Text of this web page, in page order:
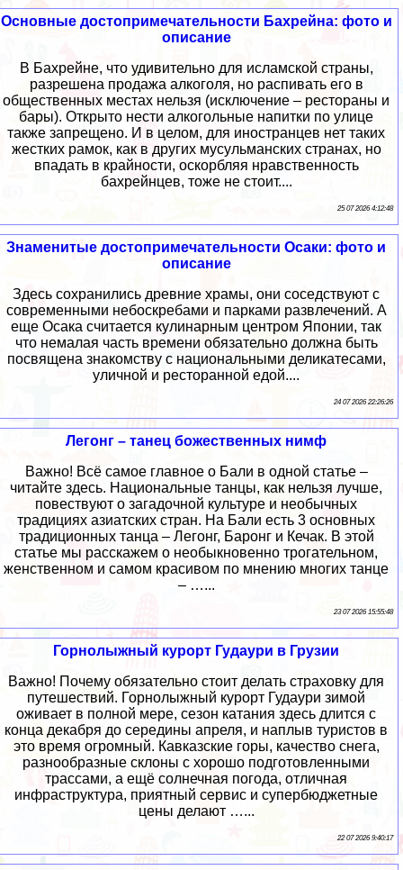
Основные достопримечательности Бахрейна: фото и
описание
В Бахрейне, что удивительно для исламской страны,
разрешена продажа алкоголя, но распивать его в
общественных местах нельзя (исключение – рестораны и
бары). Открыто нести алкогольные напитки по улице
также запрещено. И в целом, для иностранцев нет таких
жестких рамок, как в других мусульманских странах, но
впадать в крайности, оскорбляя нравственность
бахрейнцев, тоже не стоит....
25 07 2026 4:12:48
Знаменитые достопримечательности Осаки: фото и
описание
Здесь сохранились древние храмы, они соседствуют с
современными небоскребами и парками развлечений. А
еще Осака считается кулинарным центром Японии, так
что немалая часть времени обязательно должна быть
посвящена знакомству с национальными деликатесами,
уличной и ресторанной едой....
24 07 2026 22:26:26
Легонг – танец божественных нимф
Важно! Всё самое главное о Бали в одной статье –
читайте здесь. Национальные танцы, как нельзя лучше,
повествуют о загадочной культуре и необычных
традициях азиатских стран. На Бали есть 3 основных
традиционных танца – Легонг, Баронг и Кечак. В этой
статье мы расскажем о необыкновенно трогательном,
женственном и самом красивом по мнению многих танце
– …...
23 07 2026 15:55:48
Горнолыжный курорт Гудаури в Грузии
Важно! Почему обязательно стоит делать страховку для
путешествий. Горнолыжный курорт Гудаури зимой
оживает в полной мере, сезон катания здесь длится с
конца декабря до середины апреля, и наплыв туристов в
это время огромный. Кавказские горы, качество снега,
разнообразные склоны с хорошо подготовленными
трассами, а ещё солнечная погода, отличная
инфраструктура, приятный сервис и супербюджетные
цены делают …...
22 07 2026 9:40:17